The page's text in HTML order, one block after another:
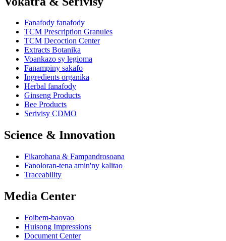
Fanafody fanafody
TCM Prescription Granules
TCM Decoction Center
Extracts Botanika
Voankazo sy legioma
Fanampiny sakafo
Ingredients organika
Herbal fanafody
Ginseng Products
Bee Products
Serivisy CDMO
Science & Innovation
Fikarohana & Fampandrosoana
Fanoloran-tena amin'ny kalitao
Traceability
Media Center
Foibem-baovao
Huisong Impressions
Document Center